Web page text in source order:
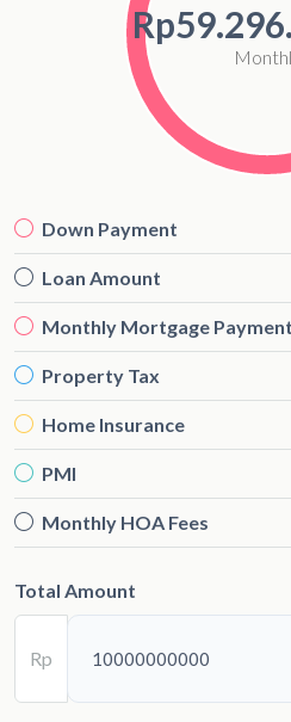
Down Payment
Loan Amount
Monthly Mortgage Payment
Property Tax
Home Insurance
PMI
Monthly HOA Fees
Total Amount
Rp